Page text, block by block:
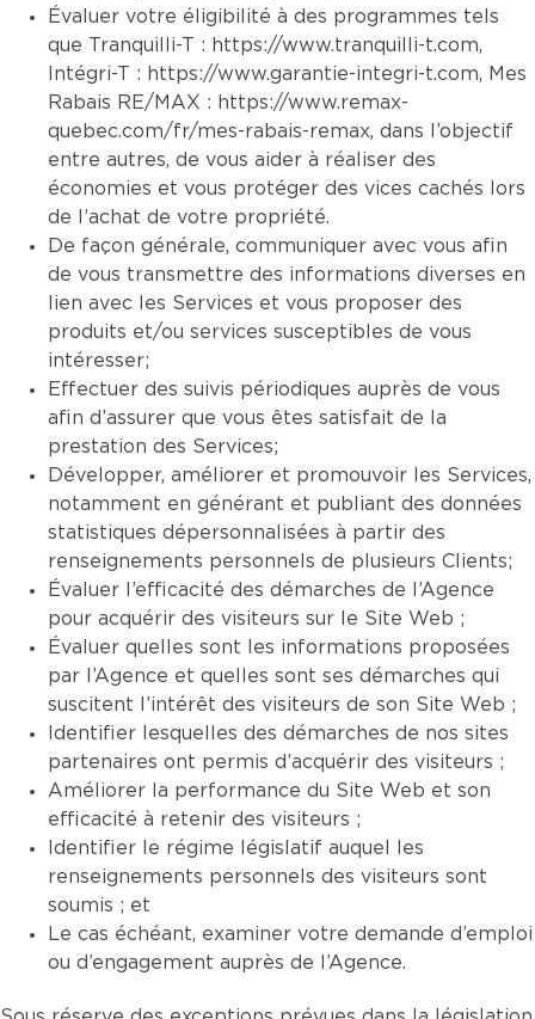
Évaluer votre éligibilité à des programmes tels
que Tranquilli-T : https://www.tranquilli-t.com,
Intégri-T : https://www.garantie-integri-t.com, Mes
Rabais RE/MAX : https://www.remax-
quebec.com/fr/mes-rabais-remax, dans l’objectif
entre autres, de vous aider à réaliser des
économies et vous protéger des vices cachés lors
de l’achat de votre propriété.
De façon générale, communiquer avec vous afin
de vous transmettre des informations diverses en
lien avec les Services et vous proposer des
produits et/ou services susceptibles de vous
intéresser;
Effectuer des suivis périodiques auprès de vous
afin d’assurer que vous êtes satisfait de la
prestation des Services;
Développer, améliorer et promouvoir les Services,
notamment en générant et publiant des données
statistiques dépersonnalisées à partir des
renseignements personnels de plusieurs Clients;
Évaluer l’efficacité des démarches de l’Agence
pour acquérir des visiteurs sur le Site Web ;
Évaluer quelles sont les informations proposées
par l’Agence et quelles sont ses démarches qui
suscitent l’intérêt des visiteurs de son Site Web ;
Identifier lesquelles des démarches de nos sites
partenaires ont permis d’acquérir des visiteurs ;
Améliorer la performance du Site Web et son
efficacité à retenir des visiteurs ;
Identifier le régime législatif auquel les
renseignements personnels des visiteurs sont
soumis ; et
Le cas échéant, examiner votre demande d’emploi
ou d’engagement auprès de l’Agence.